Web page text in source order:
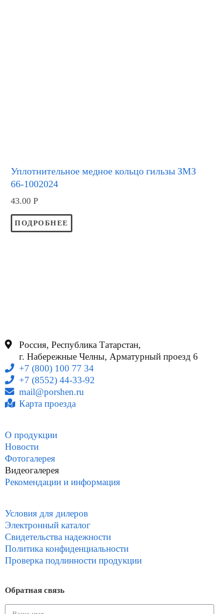
Уплотнительное медное кольцо гильзы ЗМЗ
66-1002024
43.00Р
ПОДРОБНЕЕ
Россия, Республика Татарстан,
г. Набережные Челны, Арматурный проезд 6
+7 (800) 100 77 34
+7 (8552) 44-33-92
mail@porshen.ru
Карта проезда
О продукции
Новости
Фотогалерея
Видеогалерея
Рекомендации и информация
Условия для дилеров
Электронный каталог
Свидетельства надежности
Политика конфиденциальности
Проверка подлинности продукции
Обратная связь